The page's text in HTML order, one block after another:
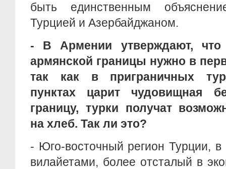
быть единственным
Турцией и Азербайджаном.
- В Армении утверждают, что
армянской границы нужно в
так как в приграничных
пунктах царит чудовищная
границу, турки получат
на хлеб. Так ли это?
- Юго-восточный регион Турции, в
вилайетами, более отсталый в